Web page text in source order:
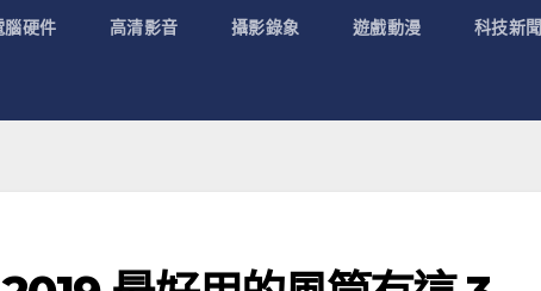
腦硬件 高清影音 攝影錄象 遊戲動漫 科技新聞